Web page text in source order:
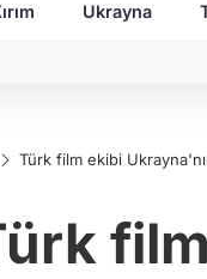
Ukrayna
Türk film ekibi